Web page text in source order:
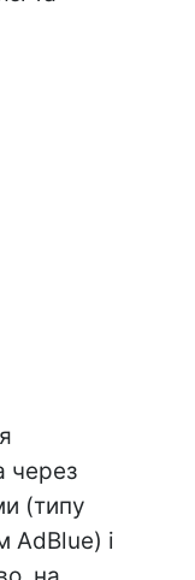
через
(типу
AdBlue) і